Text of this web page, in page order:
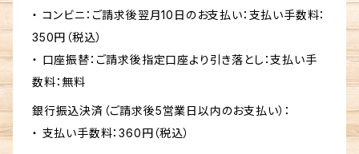
・ コンビニ：ご請求後翌月10日のお支払い：支払い手数料：
350円（税込）
・ 口座振替：ご請求後指定口座より引き落とし：支払い手
数料：無料
銀行振込決済（ご請求後5営業日以内のお支払い）：
・ 支払い手数料：360円（税込）